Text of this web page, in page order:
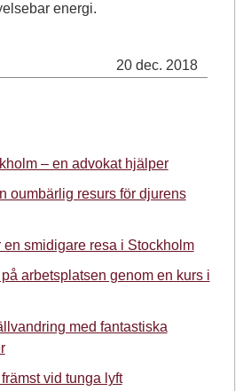
energi.
20 dec. 2018
– en advokat hjälper
oumbärlig resurs för djurens
en smidigare resa i Stockholm
arbetsplatsen genom en kurs i
med fantastiska
vid tunga lyft